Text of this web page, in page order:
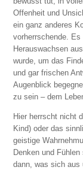
Offenheit und
ein ganz anderes
vorherrschende.
Herauswachsen
wurde, um das
und gar frischen
Augenblick
zu sein – dem
Hier herrscht nicht
Kind) oder das
geistige
Denken und
dann, was sich aus